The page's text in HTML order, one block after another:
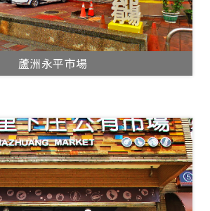
蘆洲永平市場